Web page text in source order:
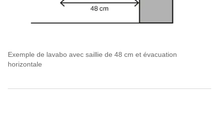
Exemple de lavabo avec saillie de 48 cm et évacuation
horizontale